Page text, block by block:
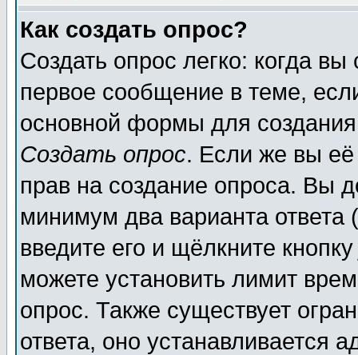
Как создать опрос?
Создать опрос легко: когда
первое сообщение в теме,
основной формы для
Создать опрос. Если же вы её
прав на создание опроса. Вы
минимум два варианта ответа
введите его и щёлкните
можете установить лимит
опрос. Также существует
ответа, оно устанавливается